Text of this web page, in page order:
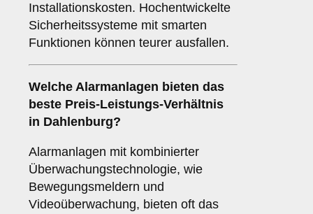
Installationskosten. Hochentwickelte
Sicherheitssysteme mit smarten
Funktionen können teurer ausfallen.
Welche Alarmanlagen bieten das
beste Preis-Leistungs-Verhältnis
in Dahlenburg?
Alarmanlagen mit kombinierter
Überwachungstechnologie, wie
Bewegungsmeldern und
Videoüberwachung, bieten oft das